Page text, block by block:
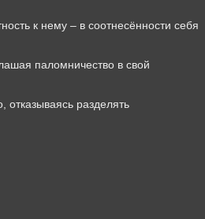
к нему – в соотнесённости себя
паломничество в свой
отказываясь разделять